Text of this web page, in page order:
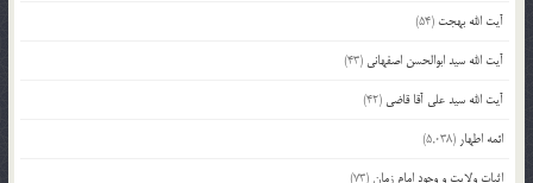
آیت الله بهجت (54)
آیت الله سید ابوالحسن اصفهانی (43)
آیت الله سید علی آقا قاضی (42)
ائمه اطهار (5,038)
اثبات ولایت و وجود امام زمان(73)